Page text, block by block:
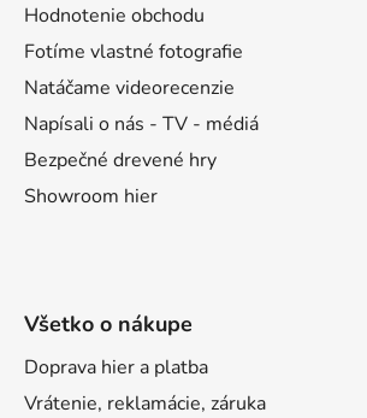
Hodnotenie obchodu
Fotíme vlastné fotografie
Natáčame videorecenzie
Napísali o nás - TV - médiá
Bezpečné drevené hry
Showroom hier
Všetko o nákupe
Doprava hier a platba
Vrátenie, reklamácie, záruka